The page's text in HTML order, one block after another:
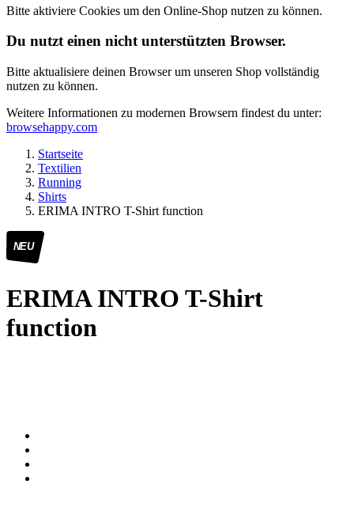
Bitte aktiviere Cookies um den Online-Shop nutzen zu können.
Du nutzt einen nicht unterstützten Browser.
Bitte aktualisiere deinen Browser um unseren Shop vollständig
nutzen zu können.
Weitere Informationen zu modernen Browsern findest du unter:
browsehappy.com
Startseite
Textilien
Running
Shirts
ERIMA INTRO T-Shirt function
NEU
ERIMA INTRO T-Shirt
function